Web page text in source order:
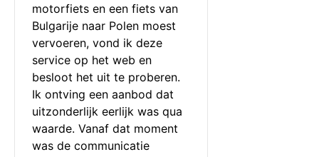
motorfiets en een fiets van
Bulgarije naar Polen moest
vervoeren, vond ik deze
service op het web en
besloot het uit te proberen.
Ik ontving een aanbod dat
uitzonderlijk eerlijk was qua
waarde. Vanaf dat moment
was de communicatie